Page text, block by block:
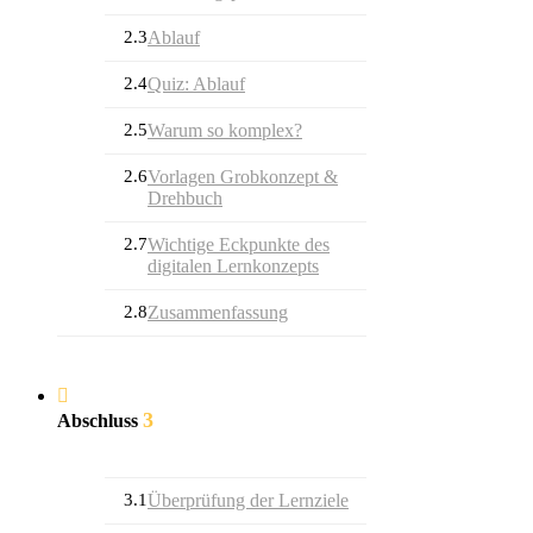
2.3Ablauf
2.4Quiz: Ablauf
2.5Warum so komplex?
2.6Vorlagen Grobkonzept &
Drehbuch
2.7Wichtige Eckpunkte des
digitalen Lernkonzepts
2.8Zusammenfassung
Abschluss 3
3.1Überprüfung der Lernziele